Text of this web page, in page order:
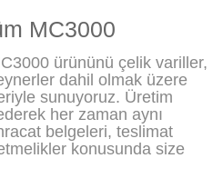
MC3000
ürününü çelik variller,
dahil olmak üzere
sunuyoruz. Üretim
her zaman aynı
belgeleri, teslimat
konusunda size